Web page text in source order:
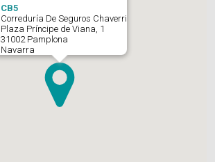
CB5
Correduría De Seguros Chaverri
Plaza Príncipe de Viana, 1
31002 Pamplona
Navarra